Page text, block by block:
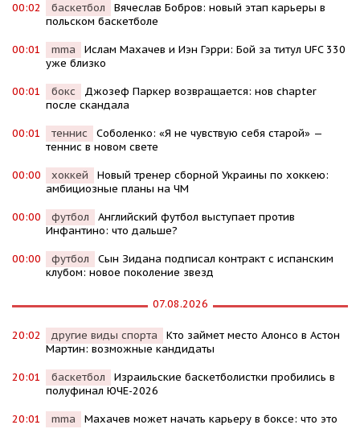
00:02 баскетбол
Вячеслав Бобров: новый этап карьеры в
польском баскетболе
00:01 mma
Ислам Махачев и Иэн Гэрри: Бой за титул UFC 330
уже близко
00:01 бокс
Джозеф Паркер возвращается: нов chapter
после скандала
00:01 теннис
Соболенко: «Я не чувствую себя старой» —
теннис в новом свете
00:00 хоккей
Новый тренер сборной Украины по хоккею:
амбициозные планы на ЧМ
00:00 футбол
Английский футбол выступает против
Инфантино: что дальше?
00:00 футбол
Сын Зидана подписал контракт с испанским
клубом: новое поколение звезд
07.08.2026
20:02 другие виды спорта
Кто займет место Алонсо в Астон
Мартин: возможные кандидаты
20:01 баскетбол
Израильские баскетболистки пробились в
полуфинал ЮЧЕ-2026
20:01 mma
Махачев может начать карьеру в боксе: что это